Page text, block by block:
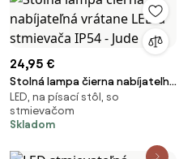
24,95 €
Stolná lampa čierna nabíjateľná
vrátane LED a stmievača IP54 -
Jude
LED, na písací stôl, so
stmievačom
Skladom